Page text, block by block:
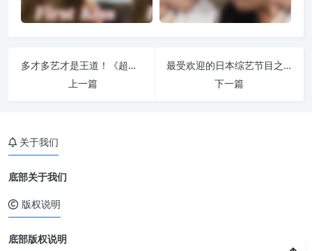
多才多艺才是王道！《超级变变变》多久一届让你见证创意的力量
上一篇
最受欢迎的日本综艺节目之一，“滑溜溜楼梯”是如何制作的
下一篇
关于我们
底部关于我们
版权说明
底部版权说明